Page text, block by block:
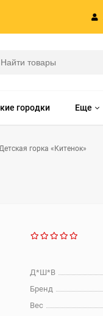
городки Еще
горка «Китенок»
Д*Ш*В
Бренд
Вес